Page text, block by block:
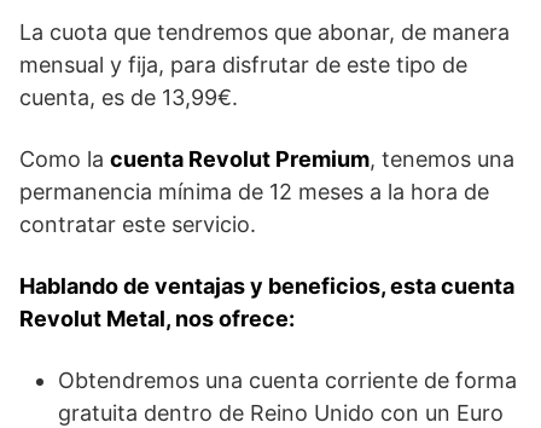
La cuota que tendremos que abonar, de manera
mensual y fija, para disfrutar de este tipo de
cuenta, es de 13,99€.
Como la cuenta Revolut Premium, tenemos una
permanencia mínima de 12 meses a la hora de
contratar este servicio.
Hablando de ventajas y beneficios, esta cuenta
Revolut Metal, nos ofrece:
Obtendremos una cuenta corriente de forma
gratuita dentro de Reino Unido con un Euro